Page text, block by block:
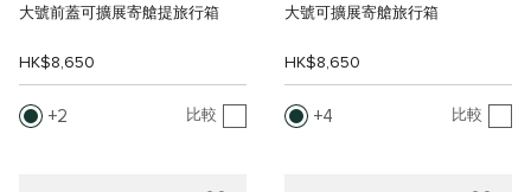
大號前蓋可擴展寄艙提旅行箱
HK$8,650
2 比較
大號可擴展寄艙旅行箱
HK$8,650
4 比較